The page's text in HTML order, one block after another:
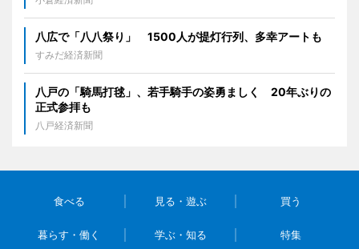
八広で「八八祭り」 1500人が提灯行列、多幸アートも
すみだ経済新聞
八戸の「騎馬打毬」、若手騎手の姿勇ましく 20年ぶりの
正式参拝も
八戸経済新聞
食べる 見る・遊ぶ 買う
暮らす・働く 学ぶ・知る 特集